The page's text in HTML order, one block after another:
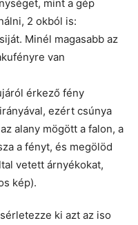
mint a gép
2 okból is:
Minél magasabb az
van
érkező fény
ezért csúnya
alany mögött a falon, a
a fényt, és megölöd
vetett árnyékokat,
kép).
ki azt az iso